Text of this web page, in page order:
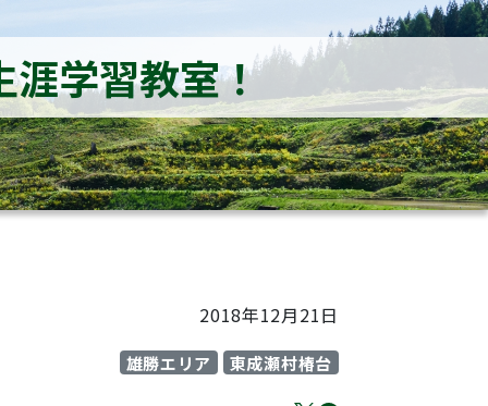
涯学習教室！
2018年12月21日
雄勝エリア 東成瀬村椿台